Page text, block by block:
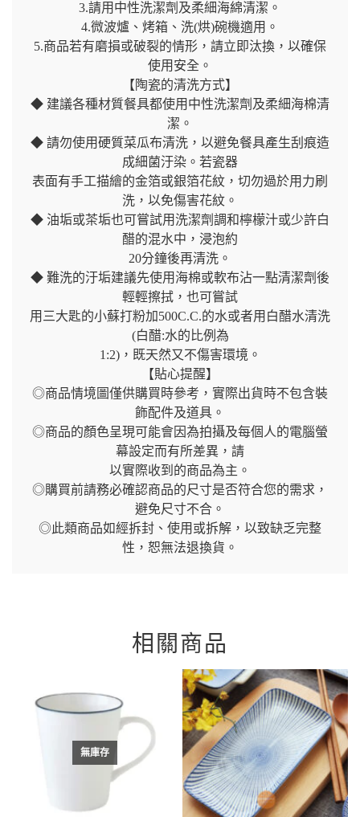
3.請用中性洗潔劑及柔細海綿清潔。
4.微波爐、烤箱、洗(烘)碗機適用。
5.商品若有磨損或破裂的情形，請立即汰換，以確保
使用安全。
【陶瓷的清洗方式】
◆ 建議各種材質餐具都使用中性洗潔劑及柔細海棉清
潔。
◆ 請勿使用硬質菜瓜布清洗，以避免餐具產生刮痕造
成細菌汙染。若瓷器
表面有手工描繪的金箔或銀箔花紋，切勿過於用力刷
洗，以免傷害花紋。
◆ 油垢或茶垢也可嘗試用洗潔劑調和檸檬汁或少許白
醋的混水中，浸泡約
20分鐘後再清洗。
◆ 難洗的汙垢建議先使用海棉或軟布沾一點清潔劑後
輕輕擦拭，也可嘗試
用三大匙的小蘇打粉加500C.C.的水或者用白醋水清洗
(白醋:水的比例為
1:2)，既天然又不傷害環境。
【貼心提醒】
◎商品情境圖僅供購買時參考，實際出貨時不包含裝
飾配件及道具。
◎商品的顏色呈現可能會因為拍攝及每個人的電腦螢
幕設定而有所差異，請
以實際收到的商品為主。
◎購買前請務必確認商品的尺寸是否符合您的需求，
避免尺寸不合。
◎此類商品如經拆封、使用或拆解，以致缺乏完整
性，恕無法退換貨。
相關商品
無庫存